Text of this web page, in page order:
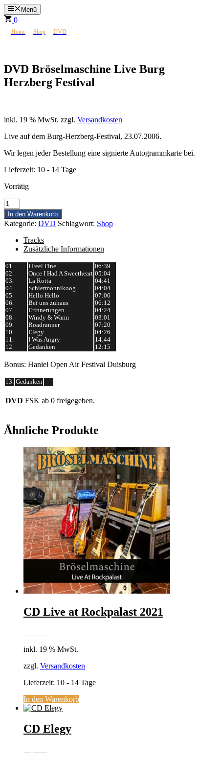
Zum
Inhalt
springen
Menü
0
Home Shop DVD
DVD Bröselmaschine Live Burg
Herzberg Festival
inkl. 19 % MwSt. zzgl. Versandkosten
Live auf dem Burg-Herzberg-Festival, 23.07.2006.
Wir legen jeder Bestellung eine signierte Autogrammkarte bei.
Lieferzeit: 10 - 14 Tage
Vorrätig
DVD
Bröselmaschine
Live
Burg
Herzberg
Festival
Menge
In den Warenkorb
Kategorie: DVD Schlagwort: Shop
Tracks
Zusätzliche Informationen
01.
02.
03.
04.
05.
06.
07.
08.
09.
10.
11.
12.
I Feel Fine
Once I Had A Sweetheart
La Rotta
Schiermonnikoog
Hello Hello
Bei uns zuhaus
Erinnerungen
Windy & Warm
Roadrunner
Elegy
I Was Angry
Gedanken
06:39
05:04
04:41
04:04
07:06
06:12
04:24
03:01
07:20
04:26
14:44
12:15
Bonus: Haniel Open Air Festival Duisburg
13. Gedanken
DVD FSK ab 0 freigegeben.
Ähnliche Produkte
CD Live at Rockpalast 2021
inkl. 19 % MwSt.
zzgl. Versandkosten
Lieferzeit: 10 - 14 Tage
In den Warenkorb
CD Elegy